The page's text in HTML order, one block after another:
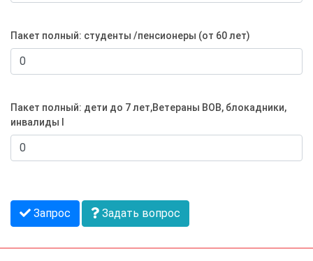
Пакет полный: студенты /пенсионеры (от 60 лет)
Пакет полный: дети до 7 лет,Ветераны ВОВ, блокадники,
инвалиды I
Запрос Задать вопрос